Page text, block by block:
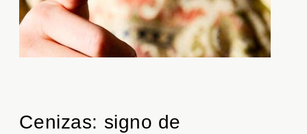
Cenizas: signo de